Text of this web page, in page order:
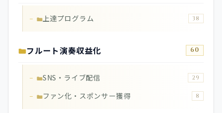
上達プログラム 38
フルート演奏収益化 60
SNS・ライブ配信 29
ファン化・スポンサー獲得 8